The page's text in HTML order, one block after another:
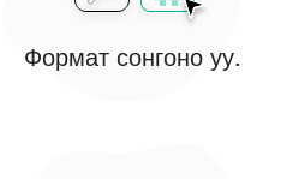
Формат сонгоно уу.